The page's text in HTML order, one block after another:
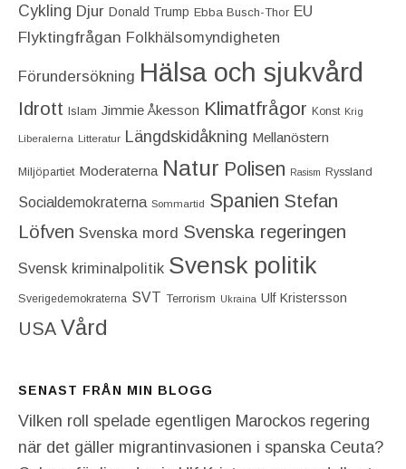
Cykling Djur Donald Trump Ebba Busch-Thor EU
Flyktingfrågan Folkhälsomyndigheten
Förundersökning Hälsa och sjukvård
Idrott Islam Jimmie Åkesson Klimatfrågor Konst Krig
Liberalerna Litteratur Längdskidåkning Mellanöstern
Miljöpartiet Moderaterna Natur Polisen Rasism Ryssland
Socialdemokraterna Sommartid Spanien Stefan
Löfven Svenska mord Svenska regeringen
Svensk kriminalpolitik Svensk politik
Sverigedemokraterna SVT Terrorism Ukraina Ulf Kristersson
USA Vård
SENAST FRÅN MIN BLOGG
Vilken roll spelade egentligen Marockos regering
när det gäller migrantinvasionen i spanska Ceuta?